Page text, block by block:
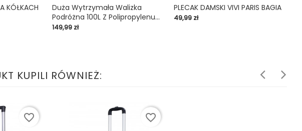
KÓŁKACH
Duża Wytrzymała Walizka
Podróżna 100L Z Polipropylenu...
Cena
149,99 zł
shopping_cart 
PLECAK DAMSKI VIVI PARIS BAGIA
Cena
49,99 zł
shopping_cart
KUPILI RÓWNIEŻ:
favorite_border favorite_border